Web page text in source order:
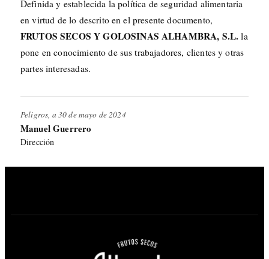
Definida y establecida la política de seguridad alimentaria
en virtud de lo descrito en el presente documento,
FRUTOS SECOS Y GOLOSINAS ALHAMBRA, S.L. la
pone en conocimiento de sus trabajadores, clientes y otras
partes interesadas.
Peligros, a 30 de mayo de 2024
Manuel Guerrero
Dirección